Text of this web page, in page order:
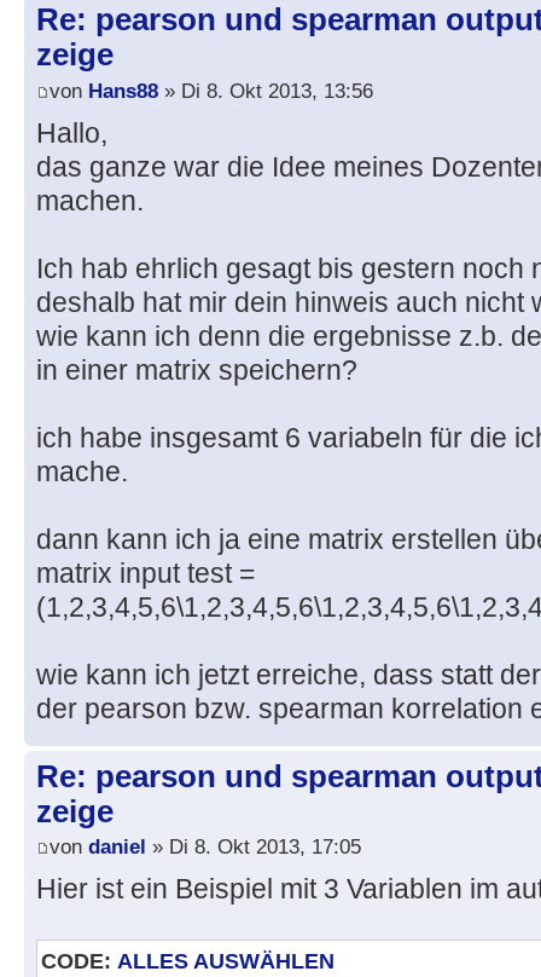
Re: pearson und spearman
zeige
von Hans88 » Di 8. Okt 2013, 13:56
Hallo,
das ganze war die Idee meines
machen.
Ich hab ehrlich gesagt bis gestern noch
deshalb hat mir dein hinweis auch nicht
wie kann ich denn die ergebnisse z.b.
in einer matrix speichern?
ich habe insgesamt 6 variabeln für die
mache.
dann kann ich ja eine matrix erstellen
matrix input test =
wie kann ich jetzt erreiche, dass statt
der pearson bzw. spearman korrelation
Re: pearson und spearman
zeige
von daniel » Di 8. Okt 2013, 17:05
Hier ist ein Beispiel mit 3 Variablen im
CODE: ALLES AUSWÄHLEN